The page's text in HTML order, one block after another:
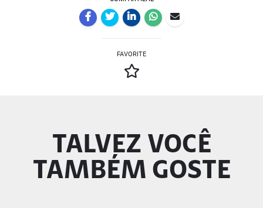
FAVORITE
TALVEZ VOCÊ
TAMBÉM GOSTE